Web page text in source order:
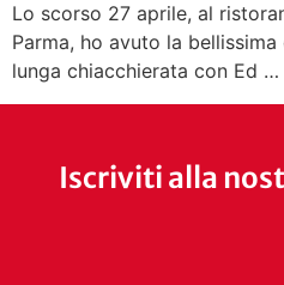
Lo scorso 27 aprile, al
Parma, ho avuto la
lunga chiacchierata con Ed …
Iscriviti alla